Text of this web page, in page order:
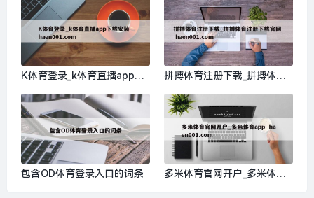
01.com
K体育登录_k体育直播app下
载安装 haen001.com
拼搏体育注册下载_拼搏体育
注册下载官网 haen001.com
包含OD体育登录入口的词条
多米体育官网开户_多米体育a